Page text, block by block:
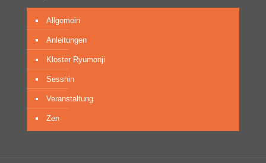
Allgemein
Anleitungen
Kloster Ryumonji
Sesshin
Veranstaltung
Zen